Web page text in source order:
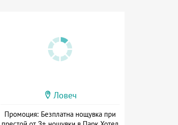
Ловеч
Промоция: Безплатна нощувка при